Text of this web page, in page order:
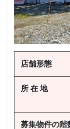
店舗形態
所 在 地
募集物件の階